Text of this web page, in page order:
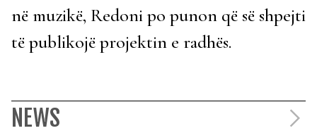
në muzikë, Redoni po punon që së shpejti
të publikojë projektin e radhës.
NEWS